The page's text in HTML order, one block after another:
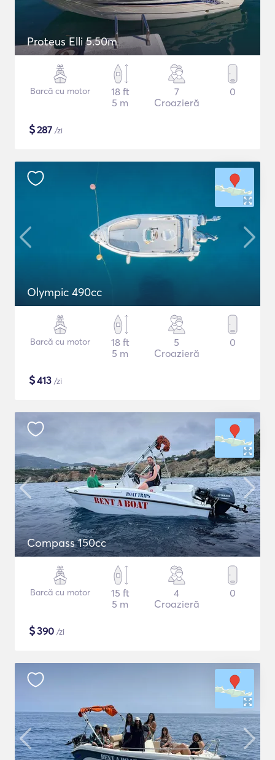
Proteus Elli 5.50m
Barcă cu motor
18 ft
5 m
7
Croazieră
0
$287 /zi
Olympic 490cc
Barcă cu motor
18 ft
5 m
5
Croazieră
0
$413 /zi
Compass 150cc
Barcă cu motor
15 ft
5 m
4
Croazieră
0
$390 /zi